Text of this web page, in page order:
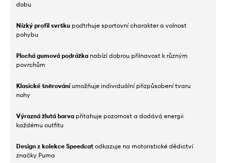
dobu
Nízký profil svršku podtrhuje sportovní charakter a volnost
pohybu
Plochá gumová podrážka nabízí dobrou přilnavost k různým
povrchům
Klasické šněrováníumožňuje individuální přizpůsobení tvaru
nohy
Výrazná žlutá barva přitahuje pozornost a dodává energii
každému outfitu
Design z kolekce Speedcat odkazuje na motoristické dědictví
značky Puma